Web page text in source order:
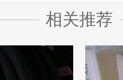
相关推荐